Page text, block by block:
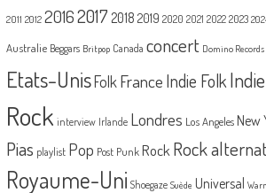
2011 2012 20162017 2018 2019 2020 2021 2022 2023
Australie Beggars Britpop Canada concert Domino Records
Etats-UnisFolk France Indie Folk
Rock interview Irlande Londres Los Angeles New
Pias playlist Pop Post Punk Rock Rock
Royaume-Uni Shoegaze Suède Universal